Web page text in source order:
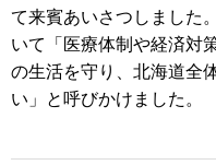
て来賓あいさつしました
いて「医療体制や経済対
の生活を守り、北海道全
い」と呼びかけました。